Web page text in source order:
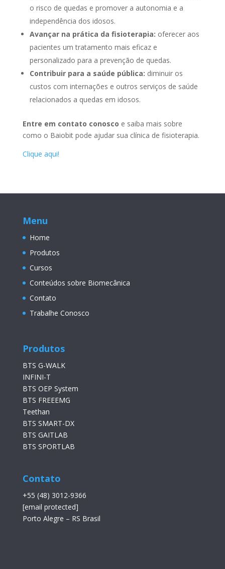
o risco de quedas e promover a autonomia e a
independência dos idosos.
Avançar na prática da fisioterapia: oferecer aos
pacientes um tratamento mais eficaz e
personalizado para a prevenção de quedas.
Contribuir para a saúde pública: diminuir os
custos com internações e outros serviços de saúde
relacionados a quedas em idosos.
Entre em contato conosco e saiba mais sobre
como o Baiobit pode ajudar sua clínica de fisioterapia.
Clique aqui!
Menu
Home
Produtos
Cursos
Conteúdos sobre Biomecânica
Contato
Trabalhe Conosco
Produtos
BTS G-WALK
INFINI-T
BTS OEP System
BTS FREEEMG
Teethan
BTS SMART-DX
BTS GAITLAB
BTS SPORTLAB
Contato
+55 (48) 3012-9366
[email protected]
Porto Alegre – RS Brasil